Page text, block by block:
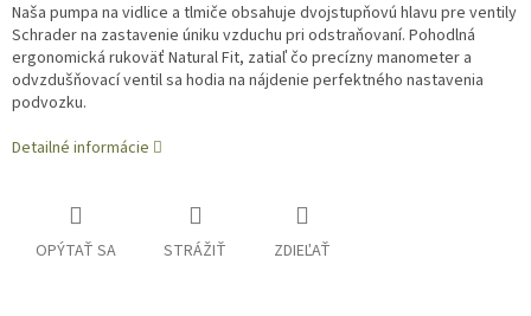
Naša pumpa na vidlice a tlmiče obsahuje dvojstupňovú hlavu pre ventily
Schrader na zastavenie úniku vzduchu pri odstraňovaní. Pohodlná
ergonomická rukoväť Natural Fit, zatiaľ čo precízny manometer a
odvzdušňovací ventil sa hodia na nájdenie perfektného nastavenia
podvozku.
Detailné informácie
OPÝTAŤ SA STRÁŽIŤ ZDIEĽAŤ